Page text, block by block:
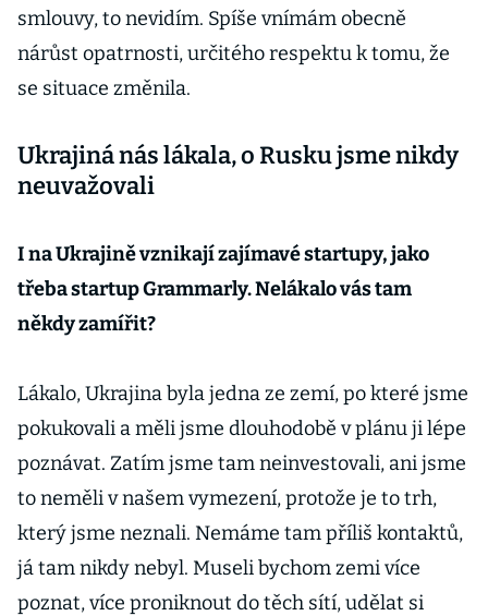
smlouvy, to nevidím. Spíše vnímám obecně
nárůst opatrnosti, určitého respektu k tomu, že
se situace změnila.
Ukrajiná nás lákala, o Rusku jsme nikdy
neuvažovali
I na Ukrajině vznikají zajímavé startupy, jako
třeba startup Grammarly. Nelákalo vás tam
někdy zamířit?
Lákalo, Ukrajina byla jedna ze zemí, po které jsme
pokukovali a měli jsme dlouhodobě v plánu ji lépe
poznávat. Zatím jsme tam neinvestovali, ani jsme
to neměli v našem vymezení, protože je to trh,
který jsme neznali. Nemáme tam příliš kontaktů,
já tam nikdy nebyl. Museli bychom zemi více
poznat, více proniknout do těch sítí, udělat si